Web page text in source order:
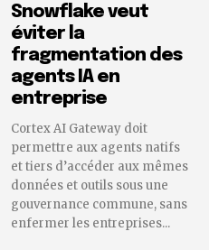
Snowflake veut
éviter la
fragmentation des
agents IA en
entreprise
Cortex AI Gateway doit
permettre aux agents natifs
et tiers d’accéder aux mêmes
données et outils sous une
gouvernance commune, sans
enfermer les entreprises...